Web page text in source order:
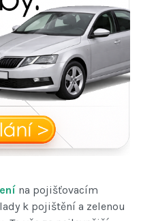
na pojišťovacím
k pojištění a zelenou